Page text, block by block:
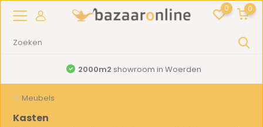
0 0
2000m2showroom in Woerden
Meubels
Kasten